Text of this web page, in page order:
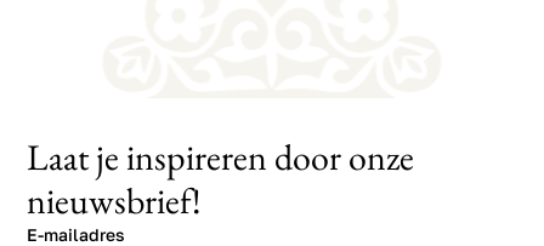
Laat je inspireren door onze
nieuwsbrief!
E-mailadres